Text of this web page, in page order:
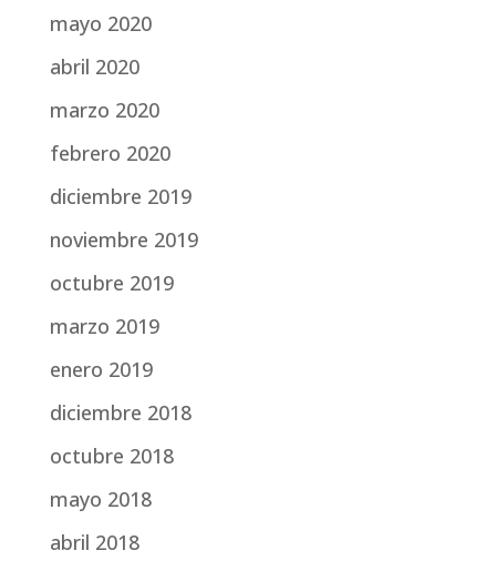
mayo 2020
abril 2020
marzo 2020
febrero 2020
diciembre 2019
noviembre 2019
octubre 2019
marzo 2019
enero 2019
diciembre 2018
octubre 2018
mayo 2018
abril 2018